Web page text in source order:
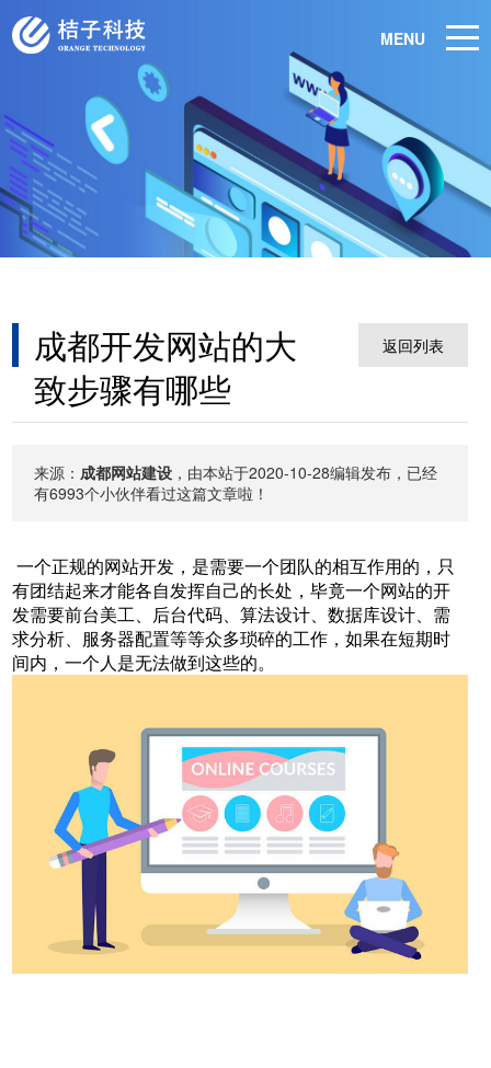
MENU
成都开发网站的大
致步骤有哪些
返回列表
来源：成都网站建设 ，由本站于2020-10-28编辑发布，已经
有6993个小伙伴看过这篇文章啦！
一个正规的网站开发，是需要一个团队的相互作用的，只
有团结起来才能各自发挥自己的长处，毕竟一个网站的开
发需要前台美工、后台代码、算法设计、数据库设计、需
求分析、服务器配置等等众多琐碎的工作，如果在短期时
间内，一个人是无法做到这些的。